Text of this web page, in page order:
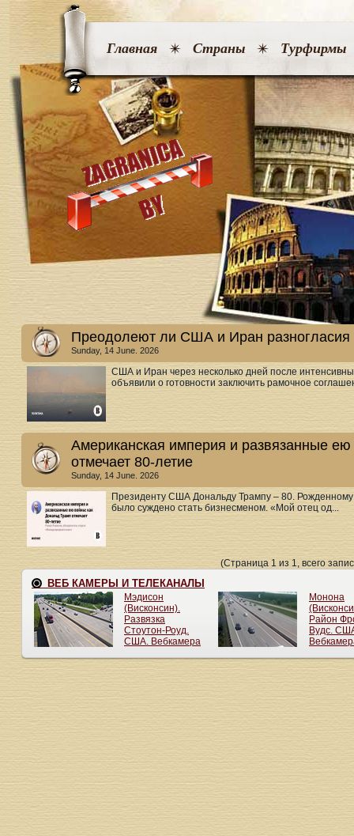
Главная Страны Турфирмы
Преодолеют ли США и Иран разногласия
Sunday, 14 June. 2026
США и Иран через несколько дней после
объявили о готовности заключить рамочное
Американская империя и развязанные
отмечает 80-летие
Sunday, 14 June. 2026
Президенту США Дональду Трампу – 80. Рожденному
было суждено стать бизнесменом. «Мой отец од...
(Страница 1 из 1, всего